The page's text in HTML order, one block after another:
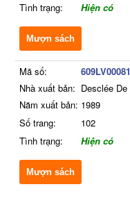
Tình trạng:
Hiện có
Mượn sách
Mã số:
Nhà xuất bản: Desclée De
Năm xuất bản: 1989
Số trang:
102
Tình trạng:
Hiện có
Mượn sách